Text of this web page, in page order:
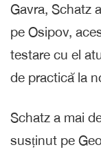
Gavra, Schatz
pe Osipov,
testare cu el
de practică la
Schatz a mai
susținut pe